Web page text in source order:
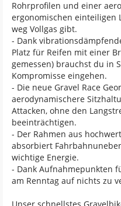
Rohrprofilen und einer
ergonomischen einteiligen
weg Vollgas gibt.
- Dank
Platz für Reifen mit einer
gemessen) brauchst du in
Kompromisse eingehen.
- Die neue Gravel Race
aerodynamischere
Attacken, ohne den
beeinträchtigen.
- Der Rahmen aus
absorbiert
wichtige Energie.
- Dank Aufnahmepunkten
am Renntag auf nichts zu